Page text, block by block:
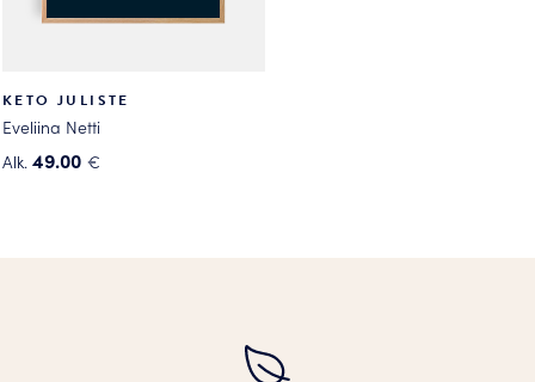
KETO JULISTE
Eveliina Netti
Alk. 49.00 €